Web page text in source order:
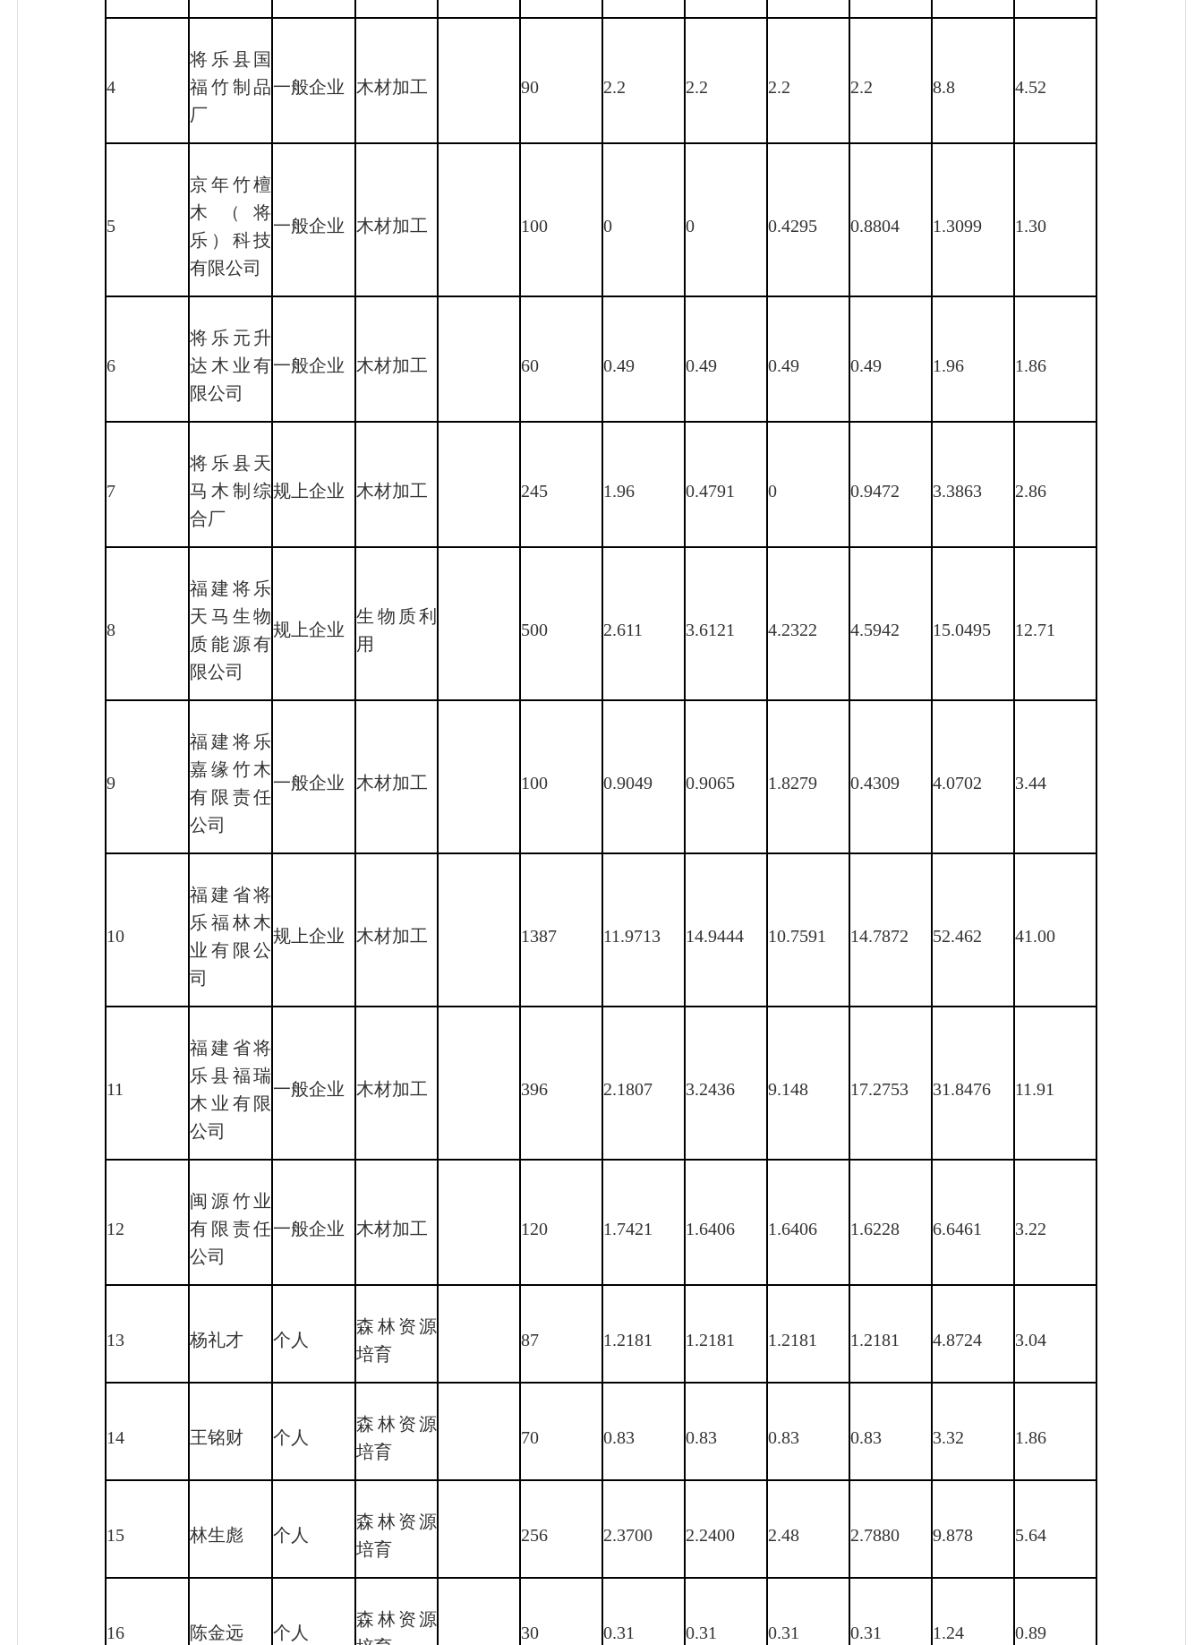
4
将乐县国
福竹制品
厂
一般企业 木材加工 90 2.2 2.2 2.2 2.2 8.8 4.52
5
京年竹檀
木（将
乐）科技
有限公司
一般企业 木材加工 100 0 0 0.4295 0.8804 1.3099 1.30
6
将乐元升
达木业有
限公司
一般企业 木材加工 60 0.49 0.49 0.49 0.49 1.96 1.86
7
将乐县天
马木制综
合厂
规上企业 木材加工 245 1.96 0.4791 0 0.9472 3.3863 2.86
8
福建将乐
天马生物
质能源有
限公司
规上企业
生物质利
用
500 2.611 3.6121 4.2322 4.5942 15.0495 12.71
9
福建将乐
嘉缘竹木
有限责任
公司
一般企业 木材加工 100 0.9049 0.9065 1.8279 0.4309 4.0702 3.44
10
福建省将
乐福林木
业有限公
司
规上企业 木材加工 1387 11.9713 14.9444 10.7591 14.7872 52.462 41.00
11
福建省将
乐县福瑞
木业有限
公司
一般企业 木材加工 396 2.1807 3.2436 9.148 17.2753 31.8476 11.91
12
闽源竹业
有限责任
公司
一般企业 木材加工 120 1.7421 1.6406 1.6406 1.6228 6.6461 3.22
13 杨礼才 个人
森林资源
培育
87 1.2181 1.2181 1.2181 1.2181 4.8724 3.04
14 王铭财 个人
森林资源
培育
70 0.83 0.83 0.83 0.83 3.32 1.86
15 林生彪 个人
森林资源
培育
256 2.3700 2.2400 2.48 2.7880 9.878 5.64
16 陈金远 个人
森林资源
30 0.31 0.31 0.31 0.31 1.24 0.89